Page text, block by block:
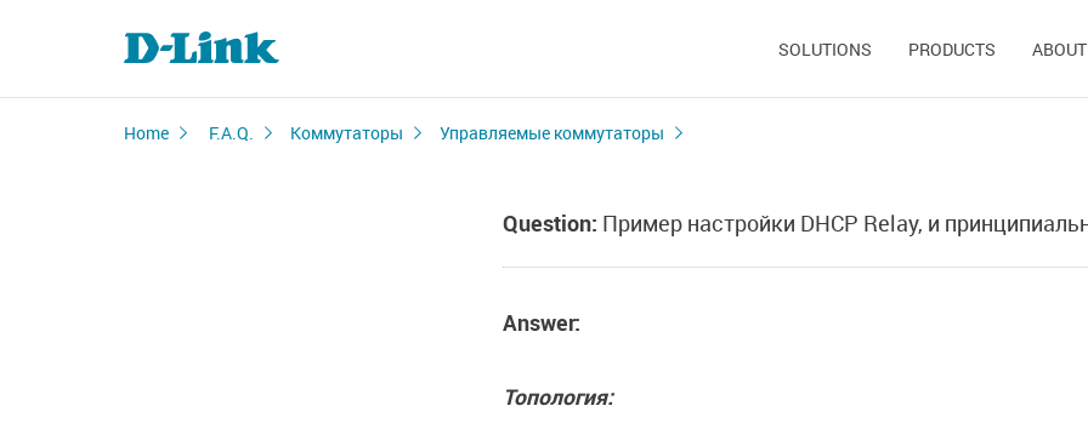
SOLUTIONS PRODUCTS
Home F.A.Q. Коммутаторы Управляемые коммутаторы
Question: Пример настройки DHCP Relay, и
Answer:
Топология: